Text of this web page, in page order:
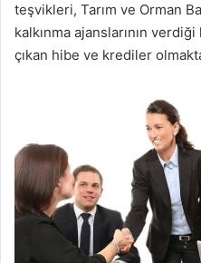
teşvikleri, Tarım ve Orman
kalkınma ajanslarının
çıkan hibe ve krediler